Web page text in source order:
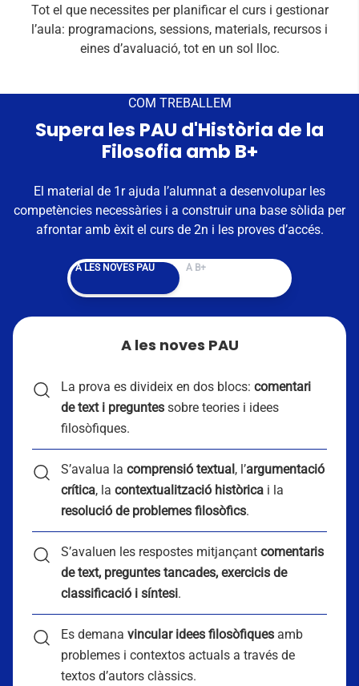
Tot el que necessites per planificar el curs i gestionar
l’aula: programacions, sessions, materials, recursos i
eines d’avaluació, tot en un sol lloc.
COM TREBALLEM
Supera les PAU d'Història de la
Filosofia amb B+
El material de 1r ajuda l’alumnat a desenvolupar les
competències necessàries i a construir una base sòlida per
afrontar amb èxit el curs de 2n i les proves d’accés.
Alternar entre A les noves PAU y A B+
A LES NOVES PAU A B+
A les noves PAU
La prova es divideix en dos blocs: comentari
de text i preguntes sobre teories i idees
filosòfiques.
S’avalua la comprensió textual, l’argumentació
crítica, la contextualització històrica i la
resolució de problemes filosòfics.
S’avaluen les respostes mitjançant comentaris
de text, preguntes tancades, exercicis de
classificació i síntesi.
Es demana vincular idees filosòfiques amb
problemes i contextos actuals a través de
textos d’autors clàssics.